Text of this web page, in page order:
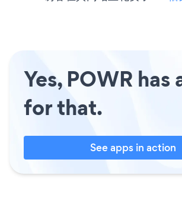
Yes, POWR has
for that.
See apps in action